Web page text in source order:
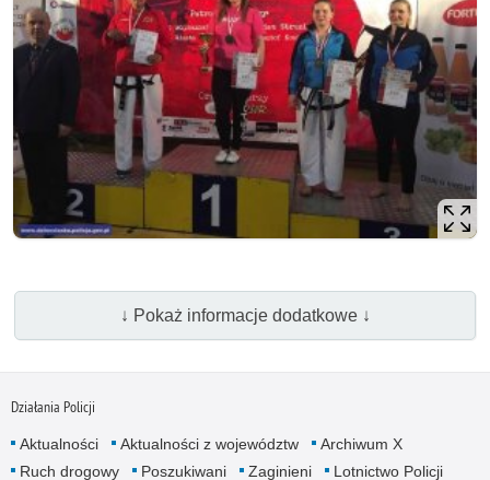
↓ Pokaż informacje dodatkowe ↓
Działania Policji
Aktualności Aktualności z województw
Archiwum X
Ruch drogowy
Poszukiwani Zaginieni
Lotnictwo Policji